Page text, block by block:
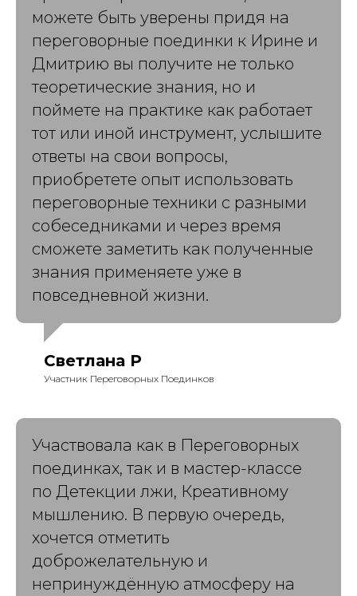
можете быть уверены придя на
переговорные поединки к Ирине и
Дмитрию вы получите не только
теоретические знания, но и
поймете на практике как работает
тот или иной инструмент, услышите
ответы на свои вопросы,
приобретете опыт использовать
переговорные техники с разными
собеседниками и через время
сможете заметить как полученные
знания применяете уже в
повседневной жизни.
Светлана Р
Участник Переговорных Поединков
Участвовала как в Переговорных
поединках, так и в мастер-классе
по Детекции лжи, Креативному
мышлению. В первую очередь,
хочется отметить
доброжелательную и
непринуждённую атмосферу на